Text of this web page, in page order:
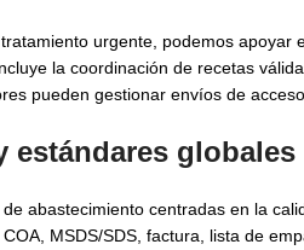
urgente, podemos
la coordinación de recetas
pueden gestionar envíos de
estándares globales
abastecimiento centradas en la
MSDS/SDS, factura, lista de